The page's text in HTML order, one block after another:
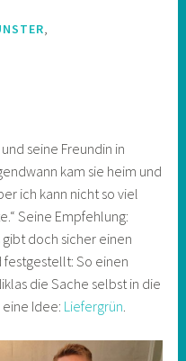
seine Freundin in
kam sie heim und
ich kann nicht so viel
Seine Empfehlung:
gibt doch sicher einen
festgestellt: So einen
die Sache selbst in die
Idee: Liefergrün